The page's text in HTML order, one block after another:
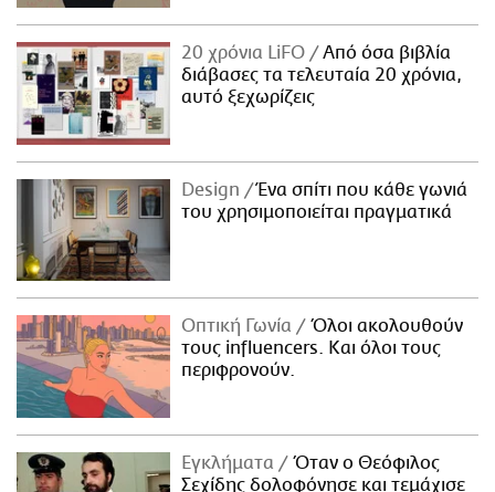
20 χρόνια LiFO
Από όσα βιβλία
διάβασες τα τελευταία 20 χρόνια,
αυτό ξεχωρίζεις
Design
Ένα σπίτι που κάθε γωνιά
του χρησιμοποιείται πραγματικά
Οπτική Γωνία
Όλοι ακολουθούν
τους influencers. Και όλοι τους
περιφρονούν.
Εγκλήματα
Όταν ο Θεόφιλος
Σεχίδης δολοφόνησε και τεμάχισε